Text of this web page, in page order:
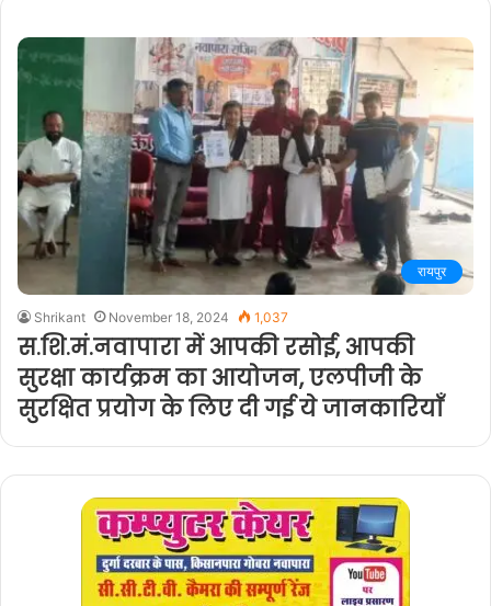
रायपुर
Shrikant November 18, 2024 1,037
स.शि.मं.नवापारा में आपकी रसोई, आपकी
सुरक्षा कार्यक्रम का आयोजन, एलपीजी के
सुरक्षित प्रयोग के लिए दी गई ये जानकारियाँ